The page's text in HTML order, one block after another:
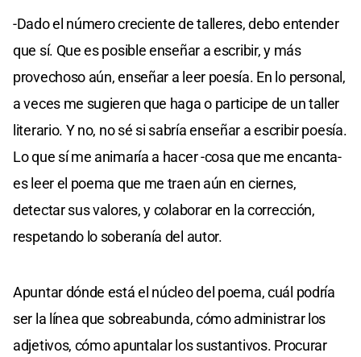
-Dado el número creciente de talleres, debo entender
que sí. Que es posible enseñar a escribir, y más
provechoso aún, enseñar a leer poesía. En lo personal,
a veces me sugieren que haga o participe de un taller
literario. Y no, no sé si sabría enseñar a escribir poesía.
Lo que sí me animaría a hacer -cosa que me encanta-
es leer el poema que me traen aún en ciernes,
detectar sus valores, y colaborar en la corrección,
respetando lo soberanía del autor.
Apuntar dónde está el núcleo del poema, cuál podría
ser la línea que sobreabunda, cómo administrar los
adjetivos, cómo apuntalar los sustantivos. Procurar